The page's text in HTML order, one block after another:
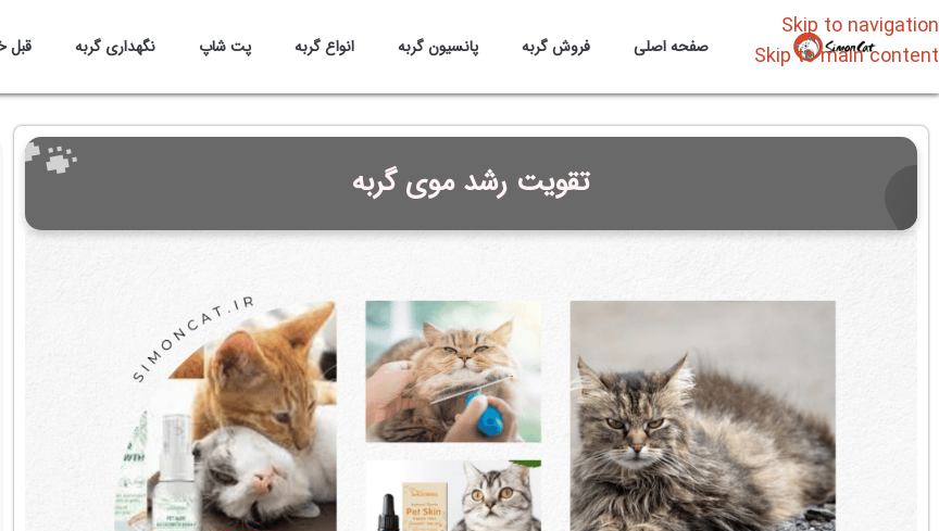
Skip to navigation
Skip to main content
صفحه اصلی فروش گربه پانسیون گربه انواع گربه پت شاپ نگهداری گربه قبل
تقویت رشد موی گربه